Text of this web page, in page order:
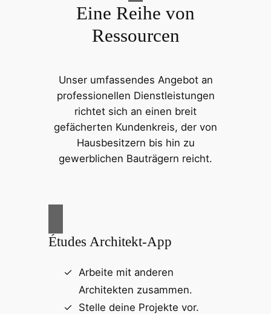
Eine Reihe von
Ressourcen
Unser umfassendes Angebot an
professionellen Dienstleistungen
richtet sich an einen breit
gefächerten Kundenkreis, der von
Hausbesitzern bis hin zu
gewerblichen Bauträgern reicht.
Études Architekt-App
Arbeite mit anderen
Architekten zusammen.
Stelle deine Projekte vor.